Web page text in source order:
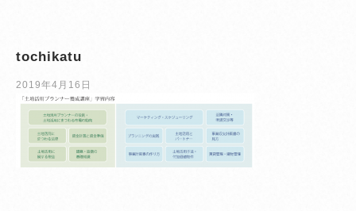
組織・協会
お知らせ
登録者・更新者ページ
tochikatu
2019年4月16日